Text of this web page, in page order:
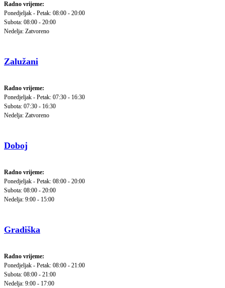
Radno vrijeme:
Ponedjeljak - Petak: 08:00 - 20:00
Subota: 08:00 - 20:00
Nedelja: Zatvoreno
Zalužani
Radno vrijeme:
Ponedjeljak - Petak: 07:30 - 16:30
Subota: 07:30 - 16:30
Nedelja: Zatvoreno
Doboj
Radno vrijeme:
Ponedjeljak - Petak: 08:00 - 20:00
Subota: 08:00 - 20:00
Nedelja: 9:00 - 15:00
Gradiška
Radno vrijeme:
Ponedjeljak - Petak: 08:00 - 21:00
Subota: 08:00 - 21:00
Nedelja: 9:00 - 17:00